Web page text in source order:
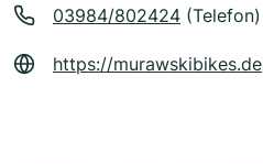
03984/802424 (Telefon)
https://murawskibikes.de